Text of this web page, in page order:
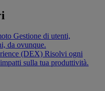
Gestione di utenti,
da ovunque.
(DEX) Risolvi ogni
sulla tua produttività.